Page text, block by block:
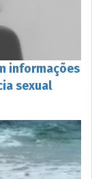
informações
sexual